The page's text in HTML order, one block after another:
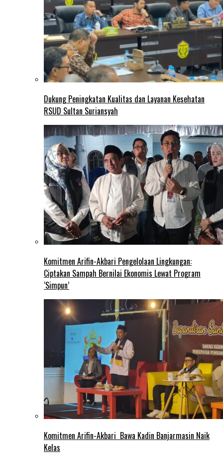
Dukung Peningkatan Kualitas dan Layanan Kesehatan
RSUD Sultan Suriansyah
Komitmen Arifin-Akbari Pengelolaan Lingkungan:
Ciptakan Sampah Bernilai Ekonomis Lewat Program
‘Simpun’
Komitmen Arifin-Akbari Bawa Kadin Banjarmasin Naik
Kelas